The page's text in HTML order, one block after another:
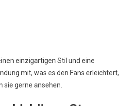
einzigartigen Stil und eine
mit, was es den Fans erleichtert,
sie gerne ansehen.